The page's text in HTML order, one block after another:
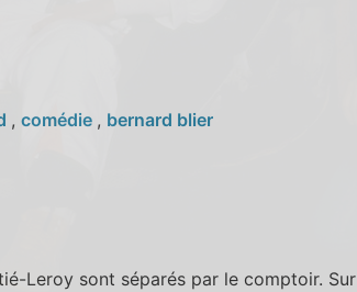
, comédie , bernard blier
Leroy sont séparés par le comptoir. Sur